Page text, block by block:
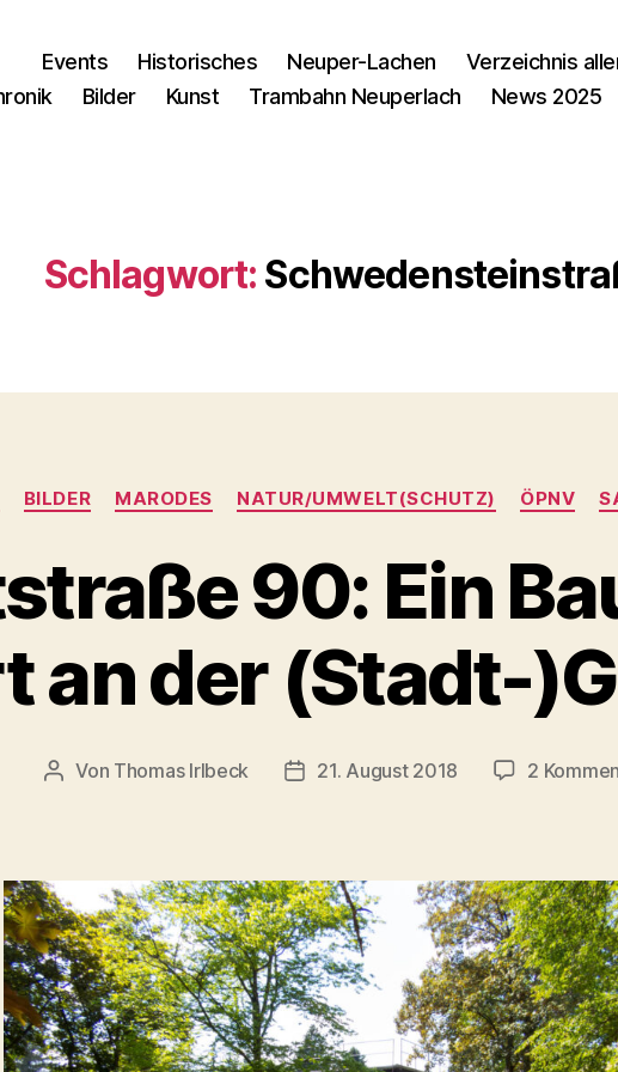
Events Historisches Neuper-Lachen Verzeichnis
Bilder Kunst Trambahn Neuperlach News 2025
Schlagwort:
Kategorien
BILDER MARODES NATUR/UMWELT(SCHUTZ) ÖPNV
90: Ein
an der (Stadt-
Beitragsautor
Von Thomas Irlbeck Veröffentlichungsdatum
21. August 2018 2